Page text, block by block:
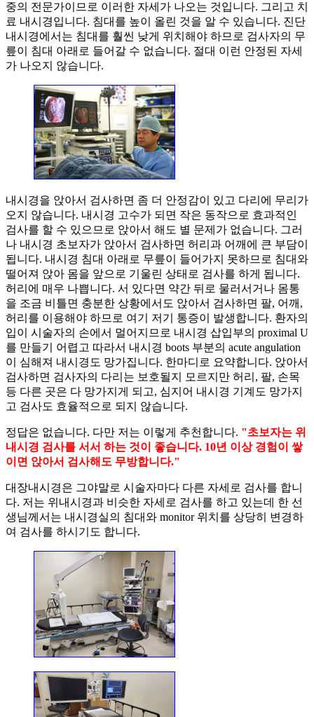
중의 전문가이므로 이러한 자세가 나오는 것입니다. 그리고 치
료 내시경입니다. 침대를 높이 올린 것을 알 수 있습니다. 진단
내시경에서는 침대를 훨씬 낮게 위치해야 하므로 검사자의 무
릎이 침대 아래로 들어갈 수 없습니다. 절대 이런 안정된 자세
가 나오지 않습니다.
내시경을 앉아서 검사하면 좀 더 안정감이 있고 다리에 무리가
오지 않습니다. 내시경 고수가 되면 작은 동작으로 효과적인
검사를 할 수 있으므로 앉아서 해도 별 문제가 없습니다. 그러
나 내시경 초보자가 앉아서 검사하면 허리과 어깨에 큰 부담이
됩니다. 내시경 침대 아래로 무릎이 들어가지 못하므로 침대와
떨어져 앉아 몸을 앞으로 기울린 상태로 검사를 하게 됩니다.
허리에 매우 나쁩니다. 서 있다면 약간 뒤로 물러서거나 몸통
을 조금 비틀면 충분한 상황에서도 앉아서 검사하면 팔, 어깨,
허리를 이용해야 하므로 여기 저기 통증이 발생합니다. 환자의
입이 시술자의 손에서 멀어지므로 내시경 삽입부의 proximal U
를 만들기 어렵고 따라서 내시경 boots 부분의 acute angulation
이 심해져 내시경도 망가집니다. 한마디로 요약합니다. 앉아서
검사하면 검사자의 다리는 보호될지 모르지만 허리, 팔, 손목
등 다른 곳은 다 망가지게 되고, 심지어 내시경 기계도 망가지
고 검사도 효율적으로 되지 않습니다.
정답은 없습니다. 다만 저는 이렇게 추천합니다. "초보자는 위
내시경 검사를 서서 하는 것이 좋습니다. 10년 이상 경험이 쌓
이면 앉아서 검사해도 무방합니다."
대장내시경은 그야말로 시술자마다 다른 자세로 검사를 합니
다. 저는 위내시경과 비슷한 자세로 검사를 하고 있는데 한 선
생님께서는 내시경실의 침대와 monitor 위치를 상당히 변경하
여 검사를 하시기도 합니다.